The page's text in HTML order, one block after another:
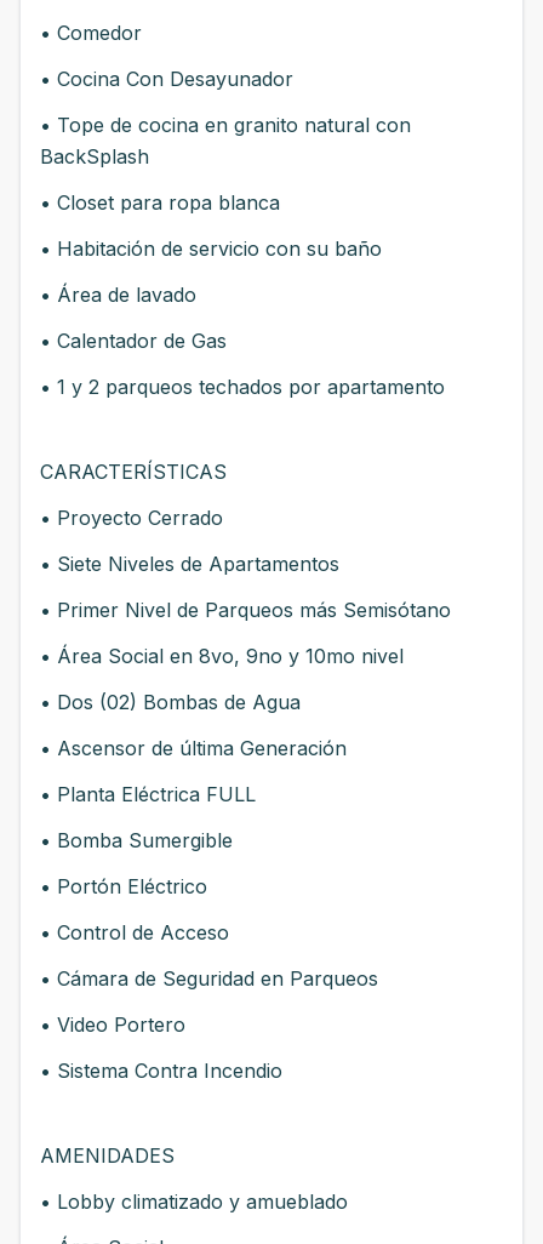
• Comedor
• Cocina Con Desayunador
• Tope de cocina en granito natural con
BackSplash
• Closet para ropa blanca
• Habitación de servicio con su baño
• Área de lavado
• Calentador de Gas
• 1 y 2 parqueos techados por apartamento
CARACTERÍSTICAS
• Proyecto Cerrado
• Siete Niveles de Apartamentos
• Primer Nivel de Parqueos más Semisótano
• Área Social en 8vo, 9no y 10mo nivel
• Dos (02) Bombas de Agua
• Ascensor de última Generación
• Planta Eléctrica FULL
• Bomba Sumergible
• Portón Eléctrico
• Control de Acceso
• Cámara de Seguridad en Parqueos
• Video Portero
• Sistema Contra Incendio
AMENIDADES
• Lobby climatizado y amueblado